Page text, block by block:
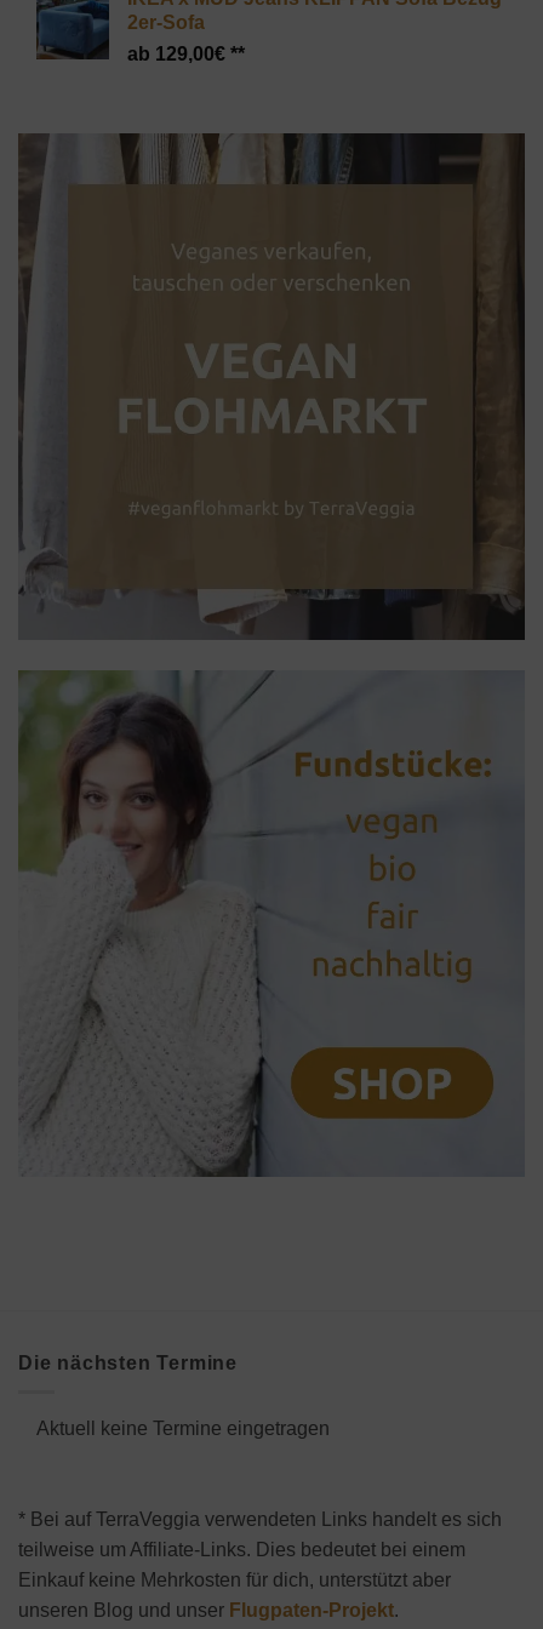
2er-Sofa
129,00€
Die nächsten Termine
Aktuell keine Termine eingetragen
* Bei auf TerraVeggia verwendeten Links handelt es sich
teilweise um Affiliate-Links. Dies bedeutet bei einem
Einkauf keine Mehrkosten für dich, unterstützt aber
unseren Blog und unser Flugpaten-Projekt.